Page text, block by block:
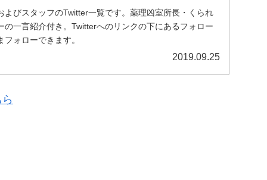
よびスタッフのTwitter一覧です。薬理凶室所長・くられ
の一言紹介付き。Twitterへのリンクの下にあるフォロー
ォローできます。
2019.09.25